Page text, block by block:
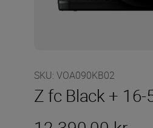
SKU: VOA090KB02
Z fc Black + 16-